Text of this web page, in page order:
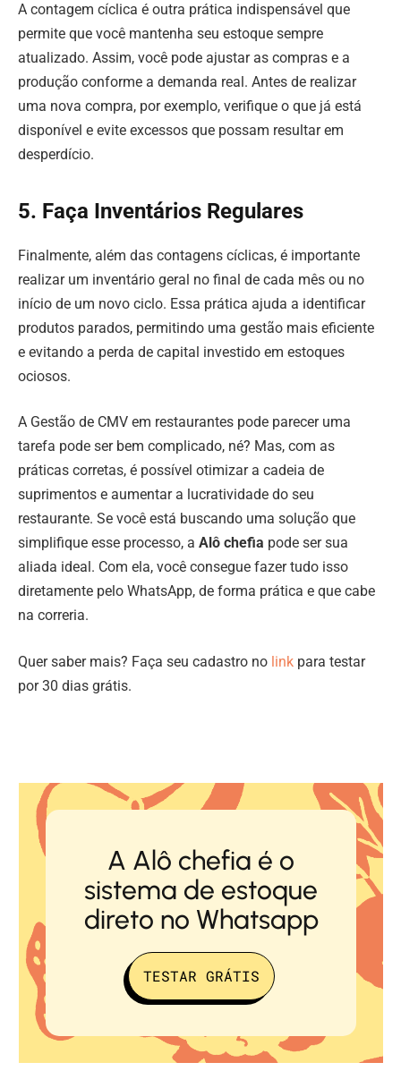
A contagem cíclica é outra prática indispensável que
permite que você mantenha seu estoque sempre
atualizado. Assim, você pode ajustar as compras e a
produção conforme a demanda real. Antes de realizar
uma nova compra, por exemplo, verifique o que já está
disponível e evite excessos que possam resultar em
desperdício.
5. Faça Inventários Regulares
Finalmente, além das contagens cíclicas, é importante
realizar um inventário geral no final de cada mês ou no
início de um novo ciclo. Essa prática ajuda a identificar
produtos parados, permitindo uma gestão mais eficiente
e evitando a perda de capital investido em estoques
ociosos.
A Gestão de CMV em restaurantes pode parecer uma
tarefa pode ser bem complicado, né? Mas, com as
práticas corretas, é possível otimizar a cadeia de
suprimentos e aumentar a lucratividade do seu
restaurante. Se você está buscando uma solução que
simplifique esse processo, a Alô chefia pode ser sua
aliada ideal. Com ela, você consegue fazer tudo isso
diretamente pelo WhatsApp, de forma prática e que cabe
na correria.
Quer saber mais? Faça seu cadastro no link para testar
por 30 dias grátis.
A Alô chefia é o
sistema de estoque
direto no Whatsapp
TESTAR GRÁTIS